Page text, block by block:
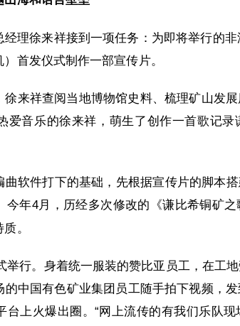
理徐来祥接到一项任务：为即将举行的
首发仪式制作一部宣传片。
徐来祥查阅当地博物馆史料、梳理矿山发
爱音乐的徐来祥，萌生了创作一首歌记录
曲软件打下的基础，先根据宣传片的脚本
今年4月，历经多次修改的《谦比希铜矿
。
举行。身着统一服装的赞比亚员工，在工
中国有色矿业集团员工随手拍下视频，
台上火爆出圈。“网上流传的有我们乐队